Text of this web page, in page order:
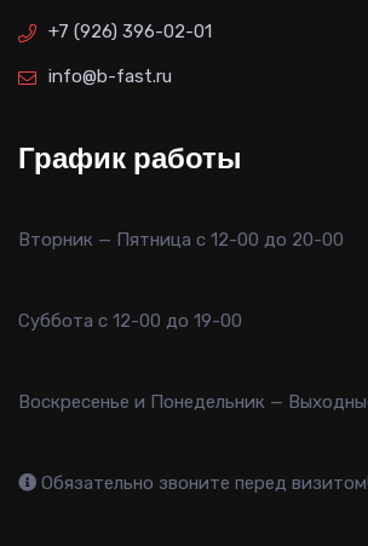
+7 (926) 396-02-01
info@b-fast.ru
График работы
Вторник — Пятница с 12-00 до 20-00
Суббота с 12-00 до 19-00
Воскресенье и Понедельник —
Обязательно звоните перед визитом!